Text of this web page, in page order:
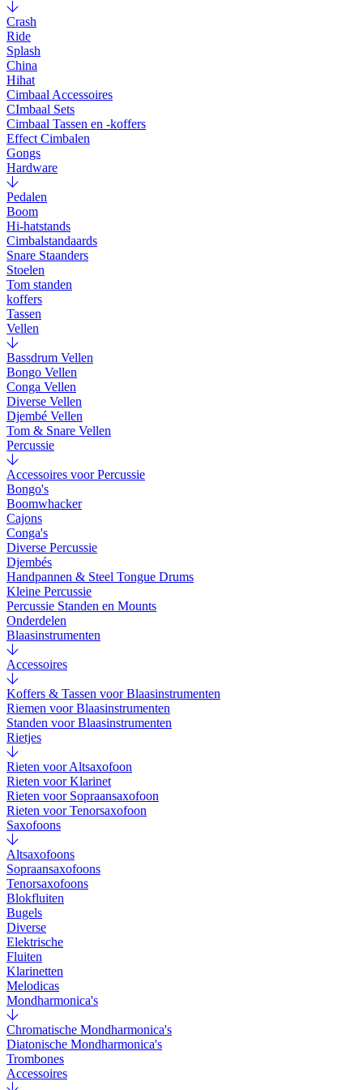
Crash
Ride
Splash
China
Hihat
Cimbaal Accessoires
CImbaal Sets
Cimbaal Tassen en -koffers
Effect Cimbalen
Gongs
Hardware
Pedalen
Boom
Hi-hatstands
Cimbalstandaards
Snare Staanders
Stoelen
Tom standen
koffers
Tassen
Vellen
Bassdrum Vellen
Bongo Vellen
Conga Vellen
Diverse Vellen
Djembé Vellen
Tom & Snare Vellen
Percussie
Accessoires voor Percussie
Bongo's
Boomwhacker
Cajons
Conga's
Diverse Percussie
Djembés
Handpannen & Steel Tongue Drums
Kleine Percussie
Percussie Standen en Mounts
Onderdelen
Blaasinstrumenten
Accessoires
Koffers & Tassen voor Blaasinstrumenten
Riemen voor Blaasinstrumenten
Standen voor Blaasinstrumenten
Rietjes
Rieten voor Altsaxofoon
Rieten voor Klarinet
Rieten voor Sopraansaxofoon
Rieten voor Tenorsaxofoon
Saxofoons
Altsaxofoons
Sopraansaxofoons
Tenorsaxofoons
Blokfluiten
Bugels
Diverse
Elektrische
Fluiten
Klarinetten
Melodicas
Mondharmonica's
Chromatische Mondharmonica's
Diatonische Mondharmonica's
Trombones
Accessoires